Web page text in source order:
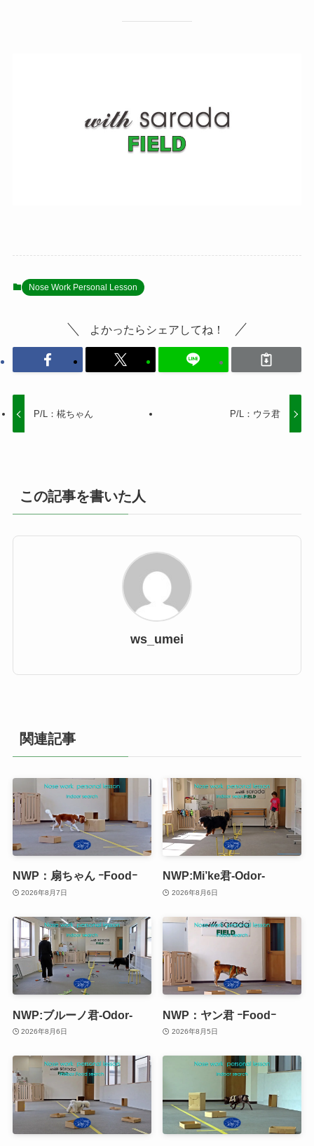
Nose Work Personal Lesson
よかったらシェアしてね！
P/L：椛ちゃん P/L：ウラ君
この記事を書いた人
ws_umei
関連記事
NWP：扇ちゃん ｰFoodｰ
2026年8月7日
NWP:Mi’ke君-Odor-
2026年8月6日
NWP:ブルーノ君-Odor-
2026年8月6日
NWP：ヤン君 ｰFoodｰ
2026年8月5日